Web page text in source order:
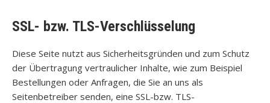
SSL- bzw. TLS-Verschlüsselung
Diese Seite nutzt aus Sicherheitsgründen und zum Schutz
der Übertragung vertraulicher Inhalte, wie zum Beispiel
Bestellungen oder Anfragen, die Sie an uns als
Seitenbetreiber senden, eine SSL-bzw. TLS-